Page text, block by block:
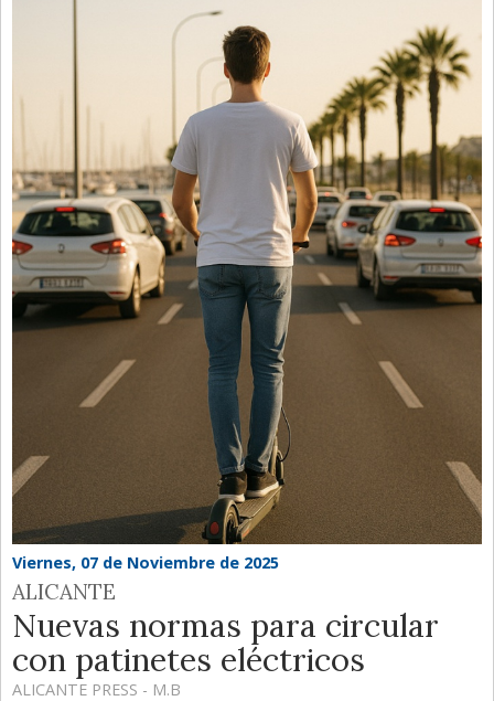
Viernes, 07 de Noviembre de 2025
ALICANTE
Nuevas normas para circular
con patinetes eléctricos
ALICANTE PRESS - M.B